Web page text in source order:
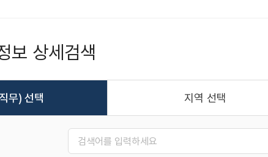
보 상세검색
무) 선택 지역 선택